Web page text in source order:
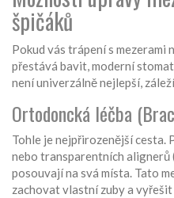
špičáků
Pokud vás trápení s mezerami
přestává bavit, moderní
není univerzálně nejlepší,
Ortodoncká léčba
Tohle je nejpřirozenější cesta.
nebo transparentních
posouvají na svá místa. Tato
zachovat vlastní zuby a